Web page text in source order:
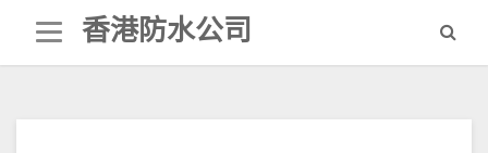
content
香港防水公司